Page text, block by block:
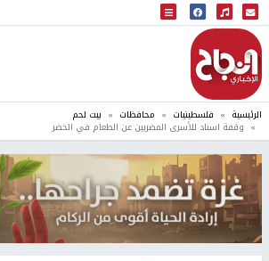
البث المباشر
إذاعة النجاح
الرئيسية فلسطينيات محافظات بيت لحم
وقفة اسناد للأسرى المضربين عن الطعام في الخضر